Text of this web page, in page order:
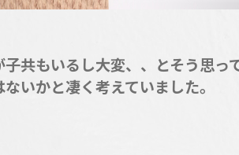
共もいるし大変、、とそう思っ
いかと凄く考えていました。